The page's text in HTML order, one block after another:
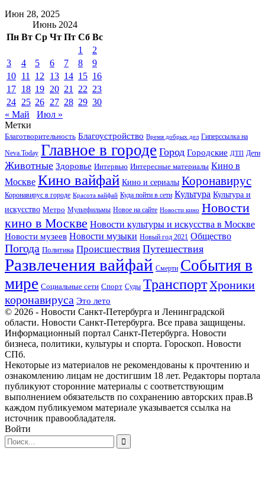
Июн 28, 2025
Июнь 2024
Пн Вт Ср Чт Пт Сб Вс
1
2
3
4 5 6 7 8
9
10 11 12 13 14 15 16
17 18 19 20 21 22 23
24 25 26 27 28 29 30
« Май
Июл »
Метки
Благотворительность Благоустройство Время добрых дел Гиперссылка на
Neva.Today Главное в городе Город Городские ДТП Дети
Животные Здоровье Интервью Интересные материалы Кино в
Москве Кино вайфай Кино и сериалы Коронавирус
Коронавирус в городе Красота вайфай Куда пойти в сети Культура Культура и
искусство Метро Мультфильмы Новое на сайте Новости кино Новости
кино в Москве Новости культуры и искусства в Москве
Новости музеев Новости музыки Новый год 2021 Общество
Погода Политика Происшествия Путешествия
Развлечения вайфай Смерти События в
мире Социальные сети Спорт Суды ТранспортХроники
коронавируса Это лето
© 2026 - Новости Санкт-Петербурга и Ленинградской
области. Новости Санкт-Петербурга. Все права защищены.
Информационный портал Санкт-Петербурга. Новости
бизнеса, политики, культуры и спорта. Гороскоп. Новости
СПб.
Некоторые из материалов не рекомендованы к прочтению и
ознакомлению лицам не достигшим 18 лет. Редакторы портала
публикуют сторонние материалы с соответствующим
выполнением обязательств по сохранению авторских прав.В
каждом публикуемом материале указывается ссылка на
источник правообладателя.
Войти